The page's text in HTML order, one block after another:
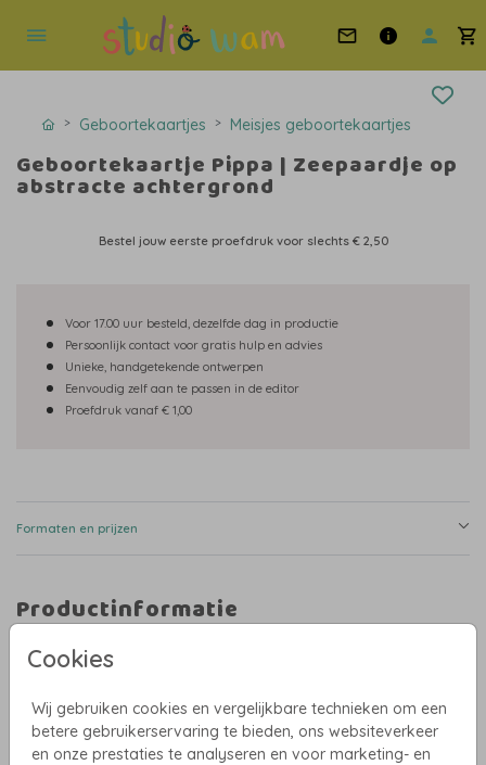
Cookies
Wij gebruiken cookies en vergelijkbare technieken om een
betere gebruikerservaring te bieden, ons websiteverkeer
en onze prestaties te analyseren en voor marketing- en
Geboortekaartjes Meisjes geboortekaartjes
Geboortekaartje Pippa | Zeepaardje op
abstracte achtergrond
Bestel jouw eerste proefdruk voor slechts € 2,50
Voor 17.00 uur besteld, dezelfde dag in productie
Persoonlijk contact voor gratis hulp en advies
Unieke, handgetekende ontwerpen
Eenvoudig zelf aan te passen in de editor
Proefdruk vanaf € 1,00
Formaten en prijzen
Productinformatie
Omschrijving
ander dier? Kies dan een ander dier uit de beeldbank of upload je eigen
afbeelding.
Kom je er niet helemaal uit? Stuur me gerust een mail, ik help je graag